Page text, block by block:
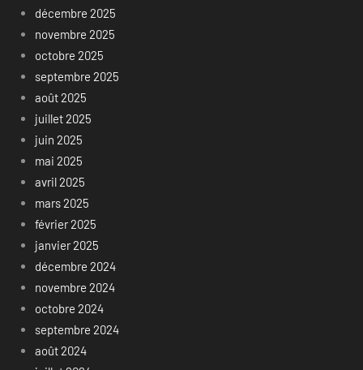
décembre 2025
novembre 2025
octobre 2025
septembre 2025
août 2025
juillet 2025
juin 2025
mai 2025
avril 2025
mars 2025
février 2025
janvier 2025
décembre 2024
novembre 2024
octobre 2024
septembre 2024
août 2024